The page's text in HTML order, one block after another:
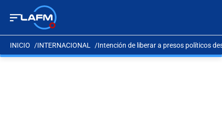
INICIO INTERNACIONAL Intención de liberar a presos políticos